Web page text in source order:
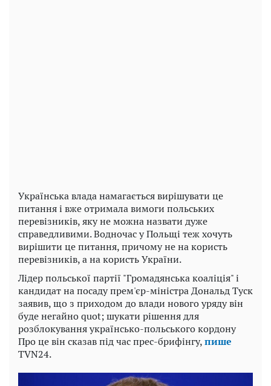
Українська влада намагається вирішувати це
питання і вже отримала вимоги польських
перевізників, яку не можна назвати дуже
справедливими. Водночас у Польщі теж хочуть
вирішити це питання, причому не на користь
перевізників, а на користь України.
Лідер польської партії "Громадянська коаліція" і
кандидат на посаду прем'єр-міністра Дональд Туск
заявив, що з приходом до влади нового уряду він
буде негайно quot; шукати рішення для
розблокування українсько-польського кордону
Про це він сказав під час прес-брифінгу,пише
TVN24.